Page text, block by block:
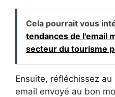
Cela pourrait vous
tendances de l'email
secteur du tourisme
Ensuite, réfléchissez au
email envoyé au bon